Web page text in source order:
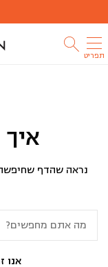
תפריט
נראה שהדף
חיפוש:
אנו